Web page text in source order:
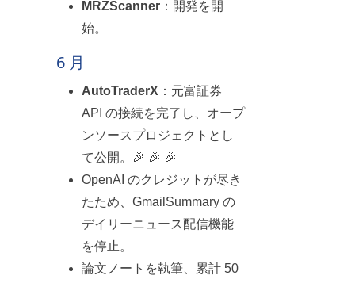
MRZScanner ：開発を開
始。
6 月
AutoTraderX ：元富証券
API の接続を完了し、オープ
ンソースプロジェクトとし
て公開。🎉 🎉 🎉
OpenAI のクレジットが尽き
たため、GmailSummary の
デイリーニュース配信機能
を停止。
論文ノートを執筆、累計 50